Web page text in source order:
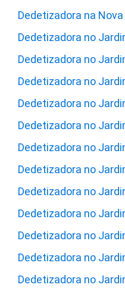
Dedetizadora na
Dedetizadora no
Dedetizadora no
Dedetizadora no
Dedetizadora no
Dedetizadora no
Dedetizadora no
Dedetizadora no
Dedetizadora no
Dedetizadora no
Dedetizadora no
Dedetizadora no
Dedetizadora no